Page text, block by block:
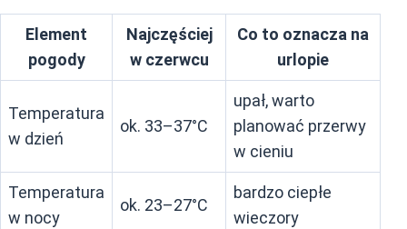
Element
pogody
Najczęściej
w czerwcu
Co to oznacza na
urlopie
Temperatura
w dzień
ok. 33–37°C
upał, warto
planować przerwy
w cieniu
Temperatura
w nocy
ok. 23–27°C
bardzo ciepłe
wieczory